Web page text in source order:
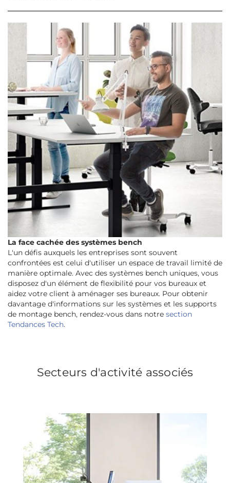
La face cachée des systèmes bench
L'un défis auxquels les entreprises sont souvent
confrontées est celui d'utiliser un espace de travail limité de
manière optimale. Avec des systèmes bench uniques, vous
disposez d'un élément de flexibilité pour vos bureaux et
aidez votre client à aménager ses bureaux. Pour obtenir
davantage d'informations sur les systèmes et les supports
de montage bench, rendez-vous dans notre section
Tendances Tech.
Secteurs d'activité associés